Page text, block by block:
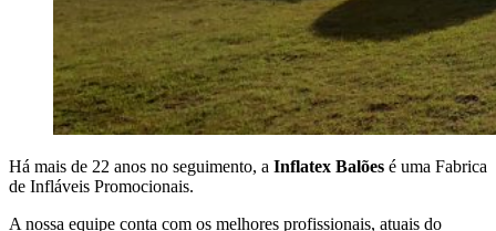
Há mais de 22 anos no seguimento, a Inflatex Balões é uma Fabrica
de Infláveis Promocionais.
A nossa equipe conta com os melhores profissionais, atuais do